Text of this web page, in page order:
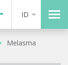
ID
Melasma